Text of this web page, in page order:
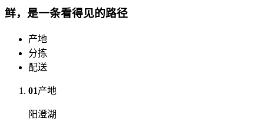
鲜，是一条看得见的路径
产地
分拣
配送
01产地
阳澄湖